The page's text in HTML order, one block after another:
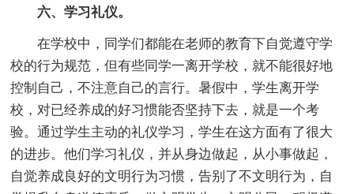
六、学习礼仪。
在学校中，同学们都能在老师的教育下自觉遵守学
校的行为规范，但有些同学一离开学校，就不能很好地
控制自己，不注意自己的言行。暑假中，学生离开学
校，对已经养成的好习惯能否坚持下去，就是一个考
验。通过学生主动的礼仪学习，学生在这方面有了很大
的进步。他们学习礼仪，并从身边做起，从小事做起，
自觉养成良好的文明行为习惯，告别了不文明行为，自